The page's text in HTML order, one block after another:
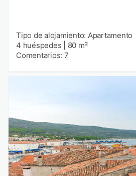
Tipo de alojamiento: Apartamento
4 huéspedes
80 m²
Comentarios: 7